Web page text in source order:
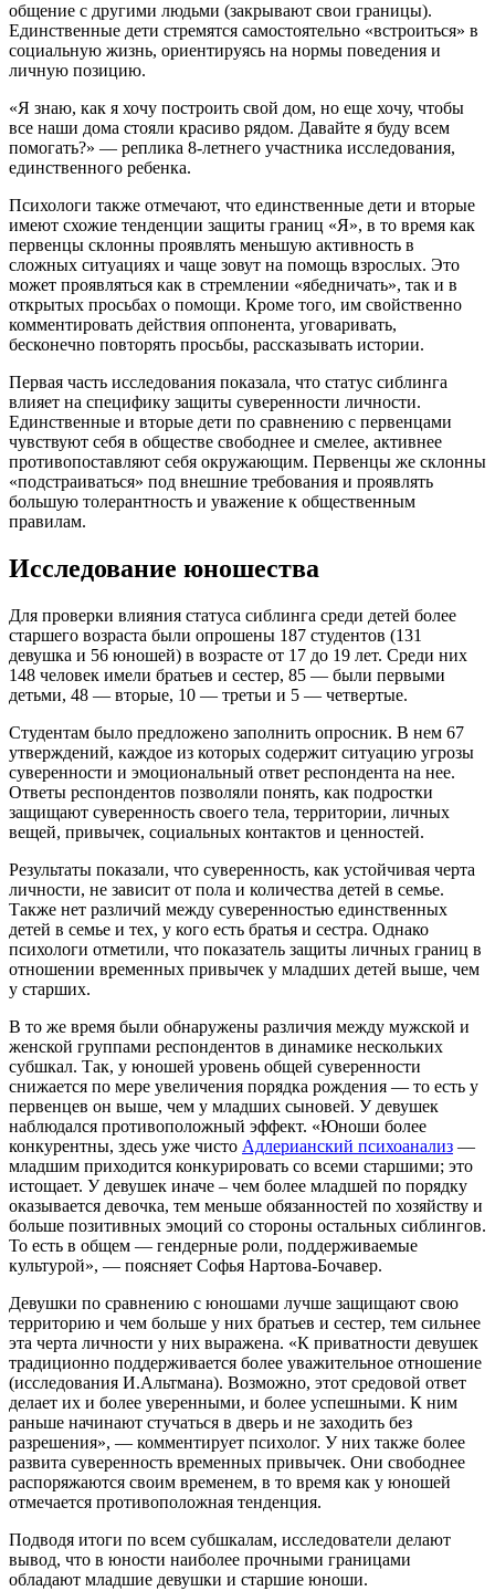
общение с другими людьми (закрывают свои границы).
Единственные дети стремятся самостоятельно «встроиться» в
социальную жизнь, ориентируясь на нормы поведения и
личную позицию.
«Я знаю, как я хочу построить свой дом, но еще хочу, чтобы
все наши дома стояли красиво рядом. Давайте я буду всем
помогать?» — реплика 8-летнего участника исследования,
единственного ребенка.
Психологи также отмечают, что единственные дети и вторые
имеют схожие тенденции защиты границ «Я», в то время как
первенцы склонны проявлять меньшую активность в
сложных ситуациях и чаще зовут на помощь взрослых. Это
может проявляться как в стремлении «ябедничать», так и в
открытых просьбах о помощи. Кроме того, им свойственно
комментировать действия оппонента, уговаривать,
бесконечно повторять просьбы, рассказывать истории.
Первая часть исследования показала, что статус сиблинга
влияет на специфику защиты суверенности личности.
Единственные и вторые дети по сравнению с первенцами
чувствуют себя в обществе свободнее и смелее, активнее
противопоставляют себя окружающим. Первенцы же склонны
«подстраиваться» под внешние требования и проявлять
большую толерантность и уважение к общественным
правилам.
Исследование юношества
Для проверки влияния статуса сиблинга среди детей более
старшего возраста были опрошены 187 студентов (131
девушка и 56 юношей) в возрасте от 17 до 19 лет. Среди них
148 человек имели братьев и сестер, 85 — были первыми
детьми, 48 — вторые, 10 — третьи и 5 — четвертые.
Студентам было предложено заполнить опросник. В нем 67
утверждений, каждое из которых содержит ситуацию угрозы
суверенности и эмоциональный ответ респондента на нее.
Ответы респондентов позволяли понять, как подростки
защищают суверенность своего тела, территории, личных
вещей, привычек, социальных контактов и ценностей.
Результаты показали, что суверенность, как устойчивая черта
личности, не зависит от пола и количества детей в семье.
Также нет различий между суверенностью единственных
детей в семье и тех, у кого есть братья и сестра. Однако
психологи отметили, что показатель защиты личных границ в
отношении временных привычек у младших детей выше, чем
у старших.
В то же время были обнаружены различия между мужской и
женской группами респондентов в динамике нескольких
субшкал. Так, у юношей уровень общей суверенности
снижается по мере увеличения порядка рождения — то есть у
первенцев он выше, чем у младших сыновей. У девушек
наблюдался противоположный эффект. «Юноши более
конкурентны, здесь уже чисто Адлерианский психоанализ —
младшим приходится конкурировать со всеми старшими; это
истощает. У девушек иначе – чем более младшей по порядку
оказывается девочка, тем меньше обязанностей по хозяйству и
больше позитивных эмоций со стороны остальных сиблингов.
То есть в общем — гендерные роли, поддерживаемые
культурой», — поясняет Софья Нартова-Бочавер.
Девушки по сравнению с юношами лучше защищают свою
территорию и чем больше у них братьев и сестер, тем сильнее
эта черта личности у них выражена. «К приватности девушек
традиционно поддерживается более уважительное отношение
(исследования И.Альтмана). Возможно, этот средовой ответ
делает их и более уверенными, и более успешными. К ним
раньше начинают стучаться в дверь и не заходить без
разрешения», — комментирует психолог. У них также более
развита суверенность временных привычек. Они свободнее
распоряжаются своим временем, в то время как у юношей
отмечается противоположная тенденция.
Подводя итоги по всем субшкалам, исследователи делают
вывод, что в юности наиболее прочными границами
обладают младшие девушки и старшие юноши.